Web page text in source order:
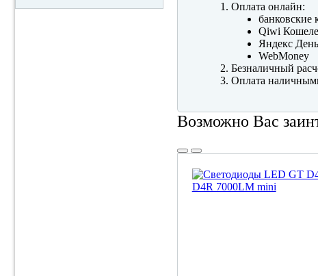
Оплата онлайн:
банковские
Qiwi
Яндекс
WebMoney
Безналичный
Оплата
Возможно Вас